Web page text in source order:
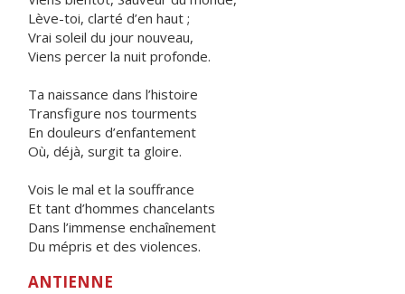
Lève-toi, clarté d’en haut ;
Vrai soleil du jour nouveau,
Viens percer la nuit profonde.
Ta naissance dans l’histoire
Transfigure nos tourments
En douleurs d’enfantement
Où, déjà, surgit ta gloire.
Vois le mal et la souffrance
Et tant d’hommes chancelants
Dans l’immense enchaînement
Du mépris et des violences.
ANTIENNE